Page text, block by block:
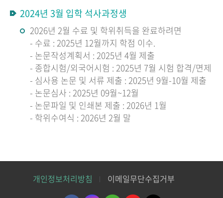
2024년 3월 입학 석사과정생
2026년 2월 수료 및 학위취득을 완료하려면
- 수료 : 2025년 12월까지 학점 이수.
- 논문작성계획서 : 2025년 4월 제출
- 종합시험/외국어시험 : 2025년 7월 시험 합격/면제
- 심사용 논문 및 서류 제출 : 2025년 9월-10월 제출
- 논문심사 : 2025년 09월~12월
- 논문파일 및 인쇄본 제출 : 2026년 1월
- 학위수여식 : 2026년 2월 말
개인정보처리방침 이메일무단수집거부